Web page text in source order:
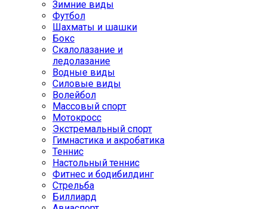
Зимние виды
Футбол
Шахматы и шашки
Бокс
Скалолазание и
ледолазание
Водные виды
Силовые виды
Волейбол
Массовый спорт
Мотокросс
Экстремальный спорт
Гимнастика и акробатика
Теннис
Настольный теннис
Фитнес и бодибилдинг
Стрельба
Биллиард